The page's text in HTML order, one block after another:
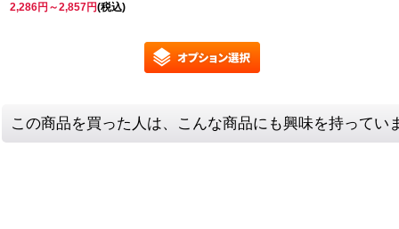
2,286円 ～2,857円(税込)
この商品を買った人は、こんな商品にも興味を持ってい